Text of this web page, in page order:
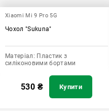
Xiaomi Mi 9 Pro 5G
Чохол "Sukuna"
Матеріал: Пластик з
силіконовими бортами
530 ₴ Купити